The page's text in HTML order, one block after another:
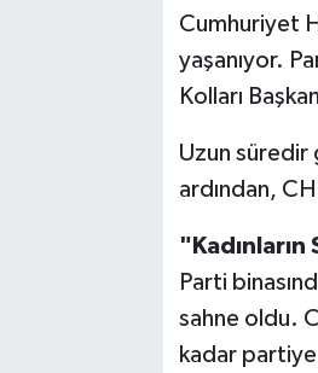
Cumhuriyet
yaşanıyor.
Kolları
Uzun süredir
ardından,
Parti
sahne oldu.
kadar